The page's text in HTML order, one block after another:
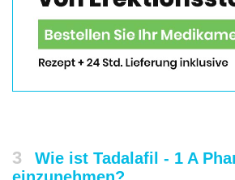
3
Wie ist Tadalafil - 1 A